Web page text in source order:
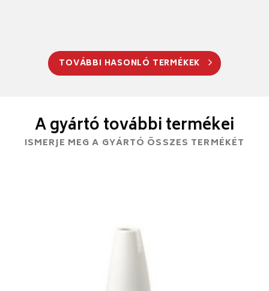
TOVÁBBI HASONLÓ TERMÉKEK
A gyártó további termékei
ISMERJE MEG A GYÁRTÓ ÖSSZES TERMÉKÉT